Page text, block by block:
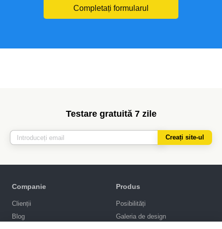
Completați formularul
Testare gratuită 7 zile
Creați site-ul
Companie
Clienții
Blog
Produs
Posibilități
Galeria de design